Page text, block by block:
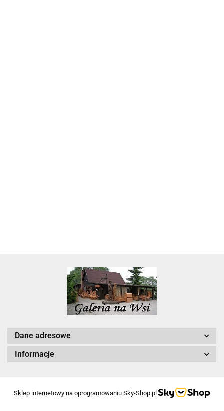
Dane adresowe
Informacje
Sklep internetowy na oprogramowaniu Sky-Shop.pl